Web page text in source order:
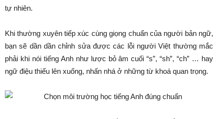
tự nhiên.
Khi thường xuyên tiếp xúc cùng giọng chuẩn của người bản ngữ,
bạn sẽ dần dần chỉnh sửa được các lỗi người Việt thường mắc
phải khi nói tiếng Anh như lược bỏ âm cuối “s”, “sh”, “ch” … hay
ngữ điệu thiếu lên xuống, nhấn nhá ở những từ khoá quan trọng.